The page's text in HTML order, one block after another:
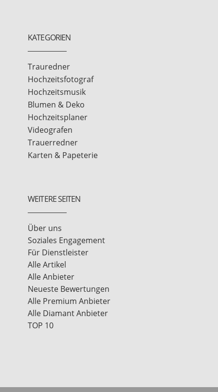
KATEGORIEN
Trauredner
Hochzeitsfotograf
Hochzeitsmusik
Blumen & Deko
Hochzeitsplaner
Videografen
Trauerredner
Karten & Papeterie
WEITERE SEITEN
Über uns
Soziales Engagement
Für Dienstleister
Alle Artikel
Alle Anbieter
Neueste Bewertungen
Alle Premium Anbieter
Alle Diamant Anbieter
TOP 10